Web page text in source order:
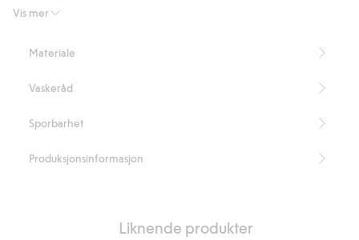
Vis mer
bomull og føles både behagelig og myk mot barnets hud.
fint søskensett.
Artikkelnummer
Materiale
Vaskeråd
Sporbarhet
Produksjonsinformasjon
Liknende produkter